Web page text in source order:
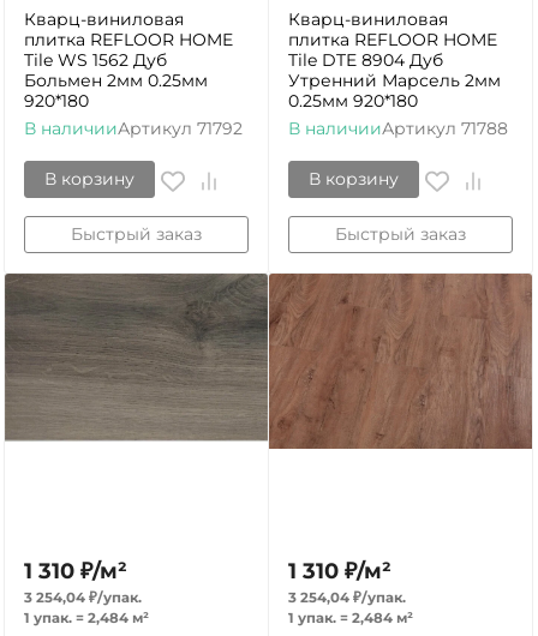
Кварц-виниловая
плитка REFLOOR HOME
Tile WS 1562 Дуб
Больмен 2мм 0.25мм
920*180
В наличииАртикул 71792
В корзину
Быстрый заказ
Кварц-виниловая
плитка REFLOOR HOME
Tile DTE 8904 Дуб
Утренний Марсель 2мм
0.25мм 920*180
В наличииАртикул 71788
В корзину
Быстрый заказ
1 310 ₽/м²
3 254,04 ₽/упак.
1 упак. = 2,484 м²
1 310 ₽/м²
3 254,04 ₽/упак.
1 упак. = 2,484 м²